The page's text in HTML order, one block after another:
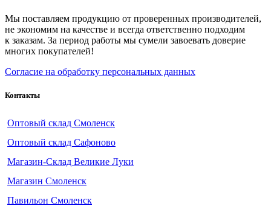
Мы поставляем продукцию от проверенных производителей,
не экономим на качестве и всегда ответственно подходим
к заказам. За период работы мы сумели завоевать доверие
многих покупателей!
Согласие на обработку персональных данных
Контакты
Оптовый склад Смоленск
Оптовый склад Сафоново
Магазин-Склад Великие Луки
Магазин Смоленск
Павильон Смоленск